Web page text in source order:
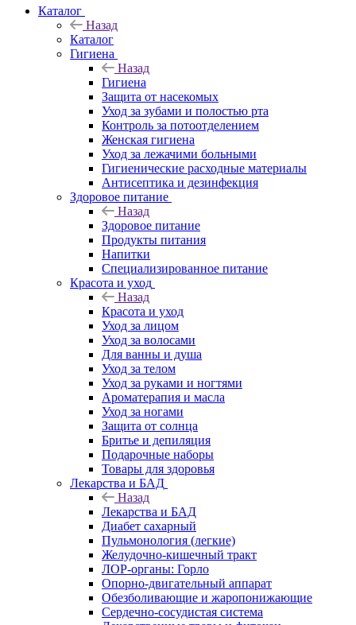
Каталог
Назад
Каталог
Гигиена
Назад
Гигиена
Защита от насекомых
Уход за зубами и полостью рта
Контроль за потоотделением
Женская гигиена
Уход за лежачими больными
Гигиенические расходные материалы
Антисептика и дезинфекция
Здоровое питание
Назад
Здоровое питание
Продукты питания
Напитки
Специализированное питание
Красота и уход
Назад
Красота и уход
Уход за лицом
Уход за волосами
Для ванны и душа
Уход за телом
Уход за руками и ногтями
Ароматерапия и масла
Уход за ногами
Защита от солнца
Бритье и депиляция
Подарочные наборы
Товары для здоровья
Лекарства и БАД
Назад
Лекарства и БАД
Диабет сахарный
Пульмонология (легкие)
Желудочно-кишечный тракт
ЛОР-органы: Горло
Опорно-двигательный аппарат
Обезболивающие и жаропонижающие
Сердечно-сосудистая система